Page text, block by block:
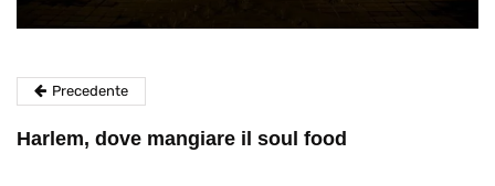
Precedente
Harlem, dove mangiare il soul food